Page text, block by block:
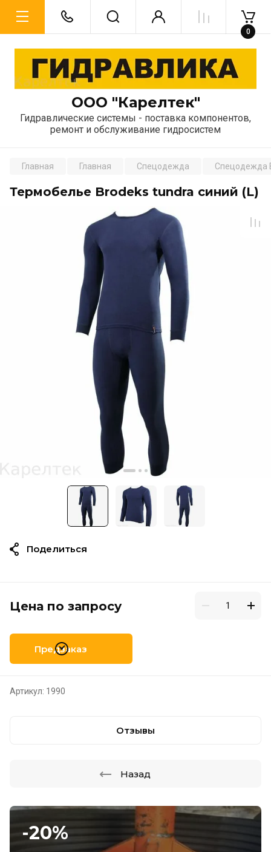
ООО "Карелтек"
Гидравлические системы - поставка компонентов,
ремонт и обслуживание гидросистем
0
Главная Главная Спецодежда Спецодежда
Термобелье Brodeks tundra синий (L)
Цена по запросу
Предзаказ
Артикул: 1990
Поделиться
Отзывы
Назад
-20%